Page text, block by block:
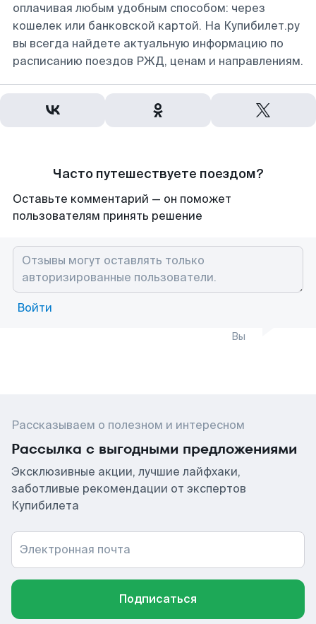
оплачивая любым удобным способом: через
кошелек или банковской картой. На Купибилет.ру
вы всегда найдете актуальную информацию по
расписанию поездов РЖД, ценам и направлениям.
Часто путешествуете поездом?
Оставьте комментарий — он поможет
пользователям принять решение
Войти
Вы
Рассказываем о полезном и интересном
Рассылка с выгодными предложениями
Эксклюзивные акции, лучшие лайфхаки,
заботливые рекомендации от экспертов
Купибилета
Электронная почта
Подписаться